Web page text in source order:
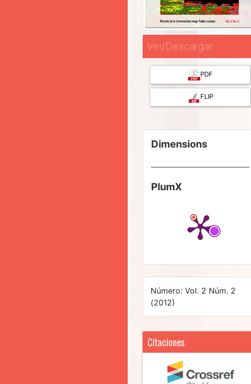
Ver/Descargar
PDF
FLIP
Dimensions
PlumX
Número: Vol. 2 Núm. 2
(2012)
Citaciones